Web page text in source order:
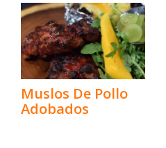
Muslos De Pollo
Adobados